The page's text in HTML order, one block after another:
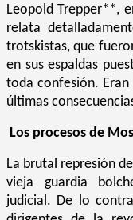
Leopold Trepper**,
relata
trotskistas, que
en sus espaldas
toda confesión. Eran
últimas
Los procesos de
La brutal represión
vieja guardia
judicial. De lo